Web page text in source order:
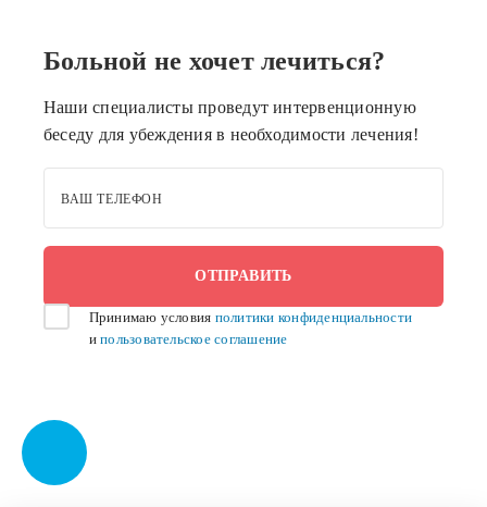
Больной не хочет лечиться?
Наши специалисты проведут интервенционную
беседу для убеждения в необходимости лечения!
ВАШ ТЕЛЕФОН
Принимаю условия политики конфиденциальности
ипользовательское соглашение